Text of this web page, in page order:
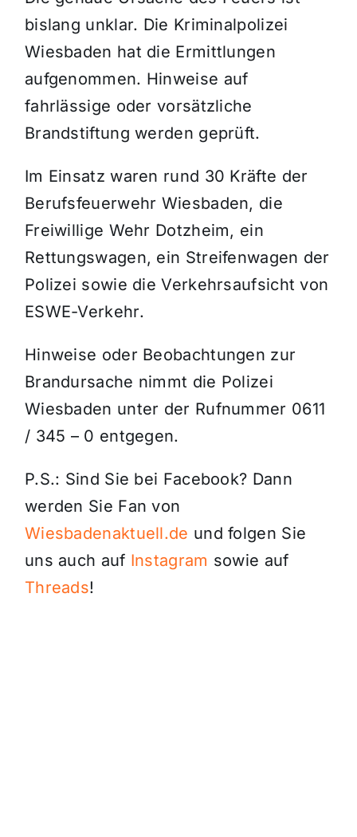
bislang unklar. Die Kriminalpolizei
Wiesbaden hat die Ermittlungen
aufgenommen. Hinweise auf
fahrlässige oder vorsätzliche
Brandstiftung werden geprüft.
Im Einsatz waren rund 30 Kräfte der
Berufsfeuerwehr Wiesbaden, die
Freiwillige Wehr Dotzheim, ein
Rettungswagen, ein Streifenwagen der
Polizei sowie die Verkehrsaufsicht von
ESWE-Verkehr.
Hinweise oder Beobachtungen zur
Brandursache nimmt die Polizei
Wiesbaden unter der Rufnummer 0611
/ 345 – 0 entgegen.
P.S.: Sind Sie bei Facebook? Dann
werden Sie Fan von
Wiesbadenaktuell.de und folgen Sie
uns auch auf Instagram sowie auf
Threads!